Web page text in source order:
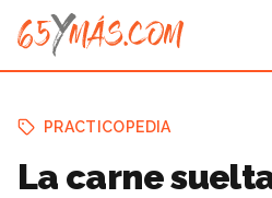
PRACTICOPEDIA
La carne